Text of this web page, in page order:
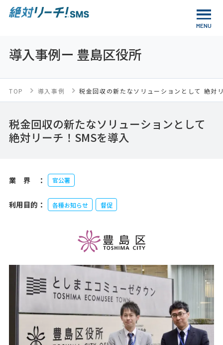
導入事例ー 豊島区役所
TOP 導入事例 税金回収の新たなソリューションとして 絶対
税金回収の新たなソリューションとして
絶対リーチ！SMSを導入
業界： 官公署
利用目的： 各種お知らせ 督促